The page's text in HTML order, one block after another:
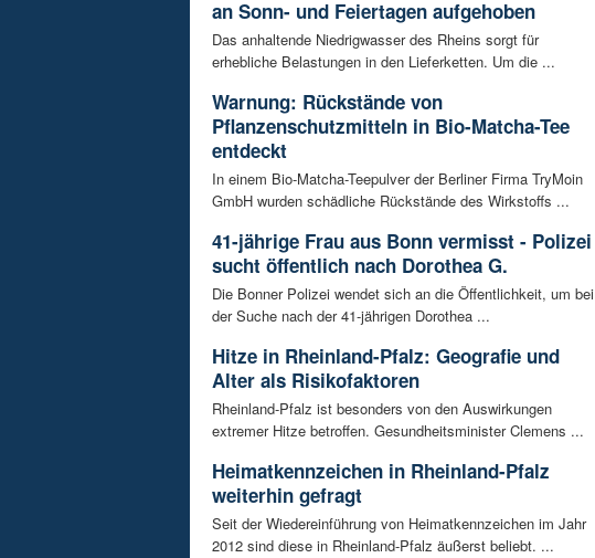
an Sonn- und Feiertagen aufgehoben
Das anhaltende Niedrigwasser des Rheins sorgt für
erhebliche Belastungen in den Lieferketten. Um die ...
Warnung: Rückstände von
Pflanzenschutzmitteln in Bio-Matcha-Tee
entdeckt
In einem Bio-Matcha-Teepulver der Berliner Firma TryMoin
GmbH wurden schädliche Rückstände des Wirkstoffs ...
41-jährige Frau aus Bonn vermisst - Polizei
sucht öffentlich nach Dorothea G.
Die Bonner Polizei wendet sich an die Öffentlichkeit, um bei
der Suche nach der 41-jährigen Dorothea ...
Hitze in Rheinland-Pfalz: Geografie und
Alter als Risikofaktoren
Rheinland-Pfalz ist besonders von den Auswirkungen
extremer Hitze betroffen. Gesundheitsminister Clemens ...
Heimatkennzeichen in Rheinland-Pfalz
weiterhin gefragt
Seit der Wiedereinführung von Heimatkennzeichen im Jahr
2012 sind diese in Rheinland-Pfalz äußerst beliebt. ...